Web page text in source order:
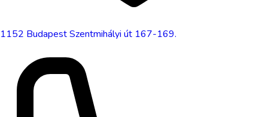
1152 BudapestSzentmihályi út 167-169.